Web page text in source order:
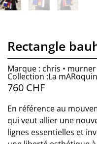
Rectangle
Marque : chris • murner
Collection :La
760 CHF
En référence au
qui veut allier une
lignes essentielles et